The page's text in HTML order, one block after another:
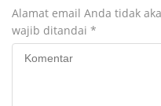
Alamat email Anda tidak
wajib ditandai *